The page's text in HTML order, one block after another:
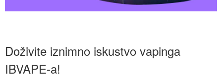
Doživite iznimno iskustvo vapinga
IBVAPE-a!